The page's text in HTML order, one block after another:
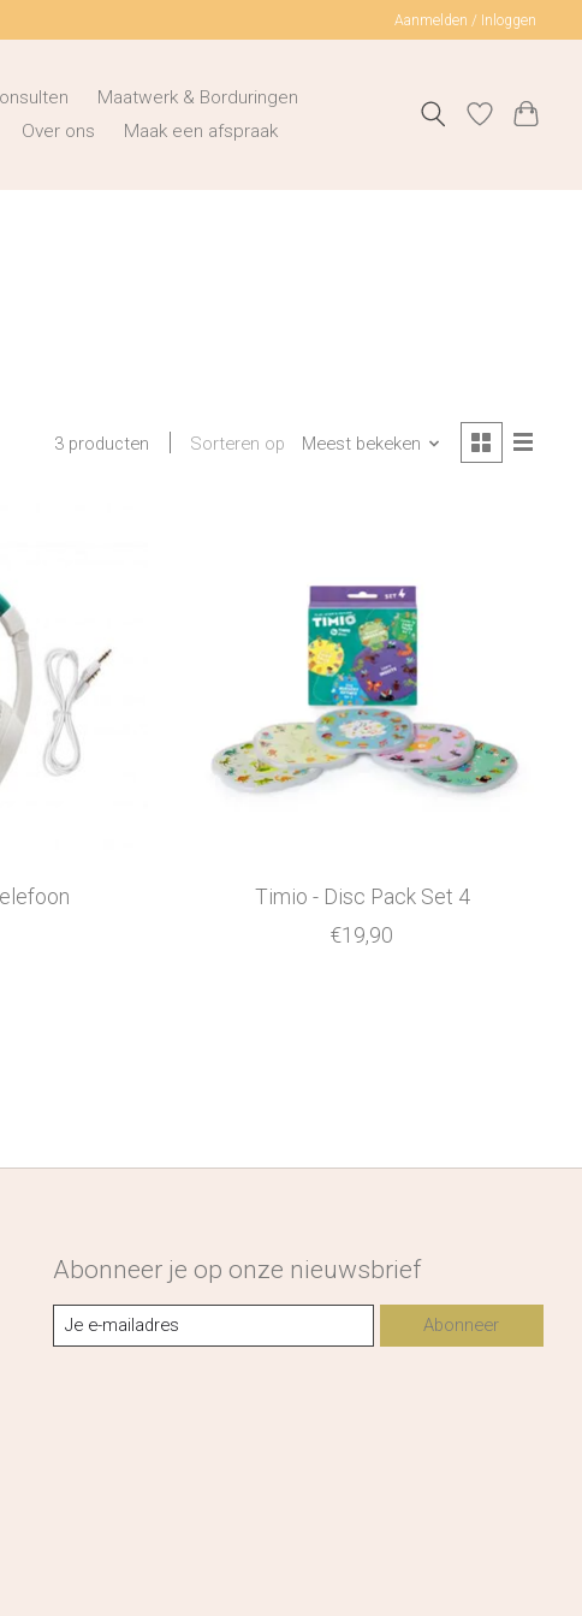
Aanmelden / Inloggen
Maatwerk & Borduringen
Over ons Maak een afspraak
3 producten Sorteren op Meest bekeken
Timio - Disc Pack Set 4
€19,90
Abonneer je op onze nieuwsbrief
Abonneer